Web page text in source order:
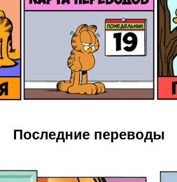
Последние переводы